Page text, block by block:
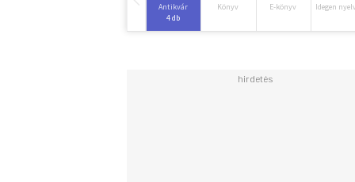
Antikvár
4 db
Könyv E-könyv Idegen